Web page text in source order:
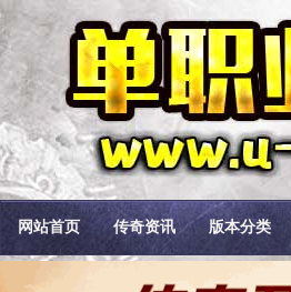
网站首页 传奇资讯 版本分类